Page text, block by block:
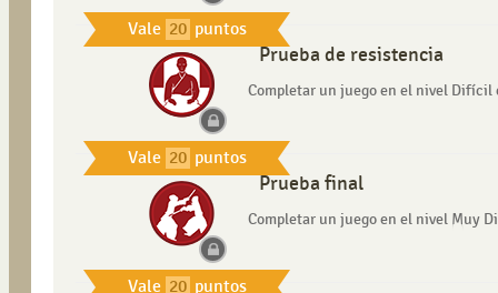
Vale 20 puntos
Vale 20 puntos
Prueba de resistencia
Completar un juego en el nivel Difícil
Vale 20 puntos
Prueba final
Completar un juego en el nivel Muy